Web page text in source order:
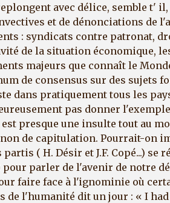
avec délice, semble t'
et de dénonciations de
: syndicats contre patronat,
de la situation économique,
majeurs que connaît le
de consensus sur des sujets
dans pratiquement tous les
pas donner
presque une insulte tout au
de capitulation. Pourrait-on
( H. Désir et J.F. Copé...) se
pour parler de l'avenir de notre
faire face à l'ignominie où
de l'humanité dit un jour : « I had